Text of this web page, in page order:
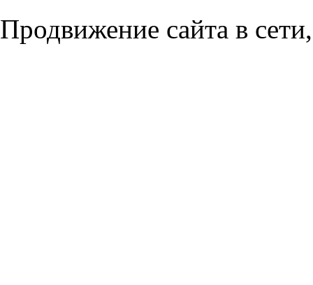
Продвижение сайта в